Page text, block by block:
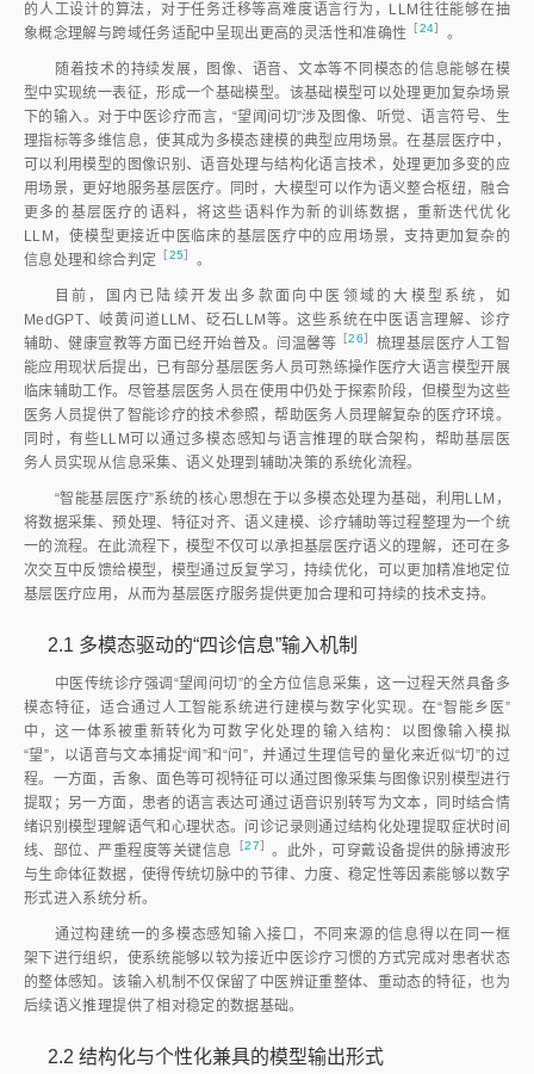
的人工设计的算法，对于任务迁移等高难度语言行为，LLM往往能够在抽
象概念理解与跨域任务适配中呈现出更高的灵活性和准确性 ［24］ 。
随着技术的持续发展，图像、语音、文本等不同模态的信息能够在模
型中实现统一表征，形成一个基础模型。该基础模型可以处理更加复杂场景
下的输入。对于中医诊疗而言，“望闻问切”涉及图像、听觉、语言符号、生
理指标等多维信息，使其成为多模态建模的典型应用场景。在基层医疗中，
可以利用模型的图像识别、语音处理与结构化语言技术，处理更加多变的应
用场景，更好地服务基层医疗。同时，大模型可以作为语义整合枢纽，融合
更多的基层医疗的语料，将这些语料作为新的训练数据，重新迭代优化
LLM，使模型更接近中医临床的基层医疗中的应用场景，支持更加复杂的
信息处理和综合判 定 ［25］ 。
目前，国内已陆续开发出多款面向中医领域的大模型系统，如
MedGPT、岐黄问道LLM、砭石LLM等。这些系统在中医语言理解、诊疗
辅助、健康宣教等方面已经开始普及。闫温馨等 ［26］ 梳理基层医疗人工智
能应用现状后提出，已有部分基层医务人员可熟练操作医疗大语言模型开展
临床辅助工作。尽管基层医务人员在使用中仍处于探索阶段，但模型为这些
医务人员提供了智能诊疗的技术参照，帮助医务人员理解复杂的医疗环境。
同时，有些LLM可以通过多模态感知与语言推理的联合架构，帮助基层医
务人员实现从信息采集、语义处理到辅助决策的系统化流程。
“智能基层医疗”系统的核心思想在于以多模态处理为基础，利用LLM，
将数据采集、预处理、特征对齐、语义建模、诊疗辅助等过程整理为一个统
一的流程。在此流程下，模型不仅可以承担基层医疗语义的理解，还可在多
次交互中反馈给模型，模型通过反复学习，持续优化，可以更加精准地定位
基层医疗应用，从而为基层医疗服务提供更加合理和可持续的技术支持。
2.1 多模态驱动的“四诊信息”输入机制
中医传统诊疗强调“望闻问切”的全方位信息采集，这一过程天然具备多
模态特征，适合通过人工智能系统进行建模与数字化实现。在“智能乡医”
中，这一体系被重新转化为可数字化处理的输入结构：以图像输入模拟
“望”，以语音与文本捕捉“闻”和“问”，并通过生理信号的量化来近似“切”的过
程。一方面，舌象、面色等可视特征可以通过图像采集与图像识别模型进行
提取；另一方面，患者的语言表达可通过语音识别转写为文本，同时结合情
绪识别模型理解语气和心理状态。问诊记录则通过结构化处理提取症状时间
线、部位、严重程度等关键信息 ［27］ 。此外，可穿戴设备提供的脉搏波形
与生命体征数据，使得传统切脉中的节律、力度、稳定性等因素能够以数字
形式进入系统分析。
通过构建统一的多模态感知输入接口，不同来源的信息得以在同一框
架下进行组织，使系统能够以较为接近中医诊疗习惯的方式完成对患者状态
的整体感知。该输入机制不仅保留了中医辨证重整体、重动态的特征，也为
后续语义推理提供了相对稳定的数据基础。
2.2 结构化与个性化兼具的模型输出形式